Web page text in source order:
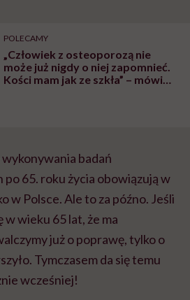
POLECAMY
„Człowiek z osteoporozą nie
może już nigdy o niej zapomnieć.
Kości mam jak ze szkła” – mówi
badań
65. roku życia obowiązują w
w Polsce. Ale to za późno. Jeśli
wieku 65 lat, że ma
już o poprawę, tylko o
Tymczasem da się temu
wcześniej!